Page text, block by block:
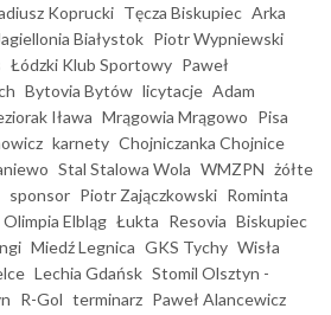
Koprucki Tęcza Biskupiec Arka
Białystok Piotr Wypniewski
Łódzki Klub Sportowy Paweł
Bytovia Bytów licytacje Adam
Iława Mrągowia Mrągowo Pisa
karnety Chojniczanka Chojnice
Stal Stalowa Wola WMZPN żółte
sponsor Piotr Zajączkowski Rominta
Olimpia Elbląg Łukta Resovia Biskupiec
Miedź Legnica GKS Tychy Wisła
Lechia Gdańsk Stomil Olsztyn -
R-Gol terminarz Paweł Alancewicz